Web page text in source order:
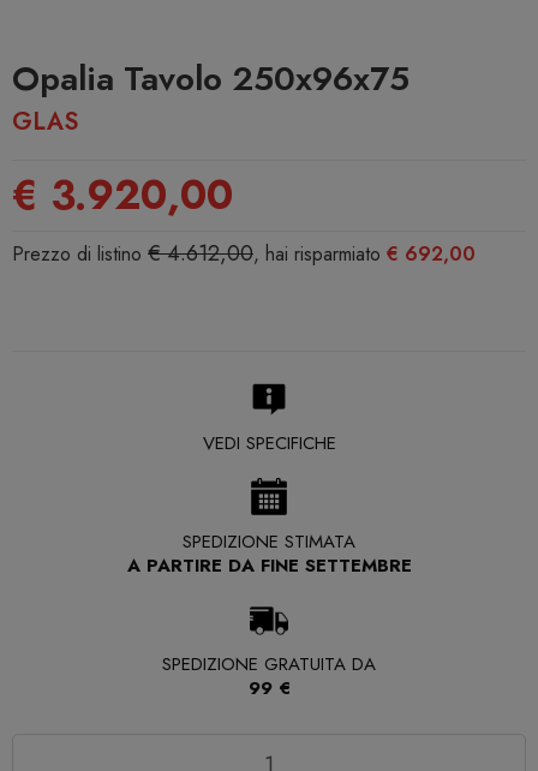
Opalia Tavolo 250x96x75
GLAS
€ 3.920,00
Prezzo di listino € 4.612,00, hai risparmiato € 692,00
VEDI SPECIFICHE
SPEDIZIONE STIMATA
A PARTIRE DA FINE SETTEMBRE
SPEDIZIONE GRATUITA DA
99 €